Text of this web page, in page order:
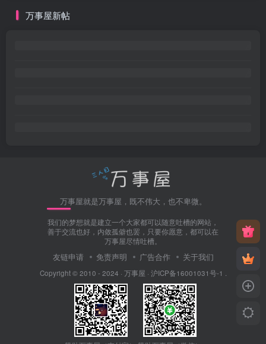
万事屋新帖
万事屋就是万事屋，既不伟大，也不卑微。
我们的梦想就是建立一个大家都可以随意吐槽的网站，
善于交流也好，内敛孤僻也罢，只要你愿意，都可以在
万事屋尽情吐槽。
友链申请 免责声明 广告合作 关于我们
Copyright © 2010 - 2024 · 万事屋 · 沪ICP备16001031号-1